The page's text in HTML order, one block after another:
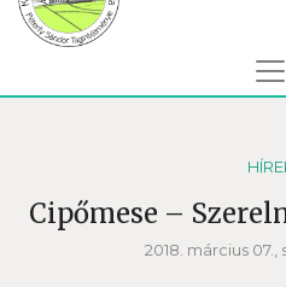
Cipőmese –
2018. március 07.,